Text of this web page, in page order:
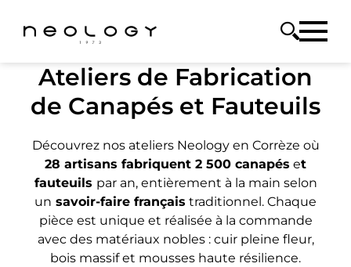
Ateliers de Fabrication
de Canapés et Fauteuils
Découvrez nos ateliers Neology en Corrèze où
28 artisans fabriquent 2 500 canapés et
fauteuils par an, entièrement à la main selon
un savoir-faire français traditionnel. Chaque
pièce est unique et réalisée à la commande
avec des matériaux nobles : cuir pleine fleur,
bois massif et mousses haute résilience.